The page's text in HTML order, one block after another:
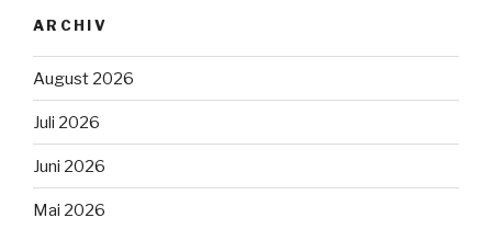
ARCHIV
August 2026
Juli 2026
Juni 2026
Mai 2026